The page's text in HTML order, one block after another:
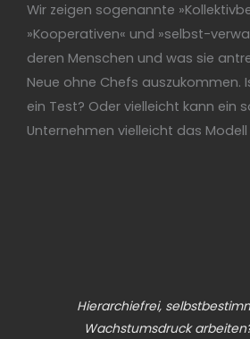
Wir zeigen sogenannte
»Kooperativen« und »selbst-
deren Menschen und was sie
Neue ohne Chefs auszukommen.
ein Test? Oder vielleicht kann ein
Unternehmen vielleicht das
Hierarchiefrei,
Wachstumsdruck